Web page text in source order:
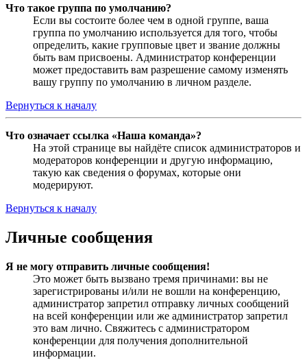
Что такое группа по умолчанию?
Если вы состоите более чем в одной группе, ваша
группа по умолчанию используется для того, чтобы
определить, какие групповые цвет и звание должны
быть вам присвоены. Администратор конференции
может предоставить вам разрешение самому изменять
вашу группу по умолчанию в личном разделе.
Вернуться к началу
Что означает ссылка «Наша команда»?
На этой странице вы найдёте список администраторов и
модераторов конференции и другую информацию,
такую как сведения о форумах, которые они
модерируют.
Вернуться к началу
Личные сообщения
Я не могу отправить личные сообщения!
Это может быть вызвано тремя причинами: вы не
зарегистрированы и/или не вошли на конференцию,
администратор запретил отправку личных сообщений
на всей конференции или же администратор запретил
это вам лично. Свяжитесь с администратором
конференции для получения дополнительной
информации.